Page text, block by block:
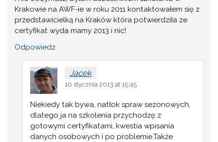
Krakowie na AWF-ie w roku 2011 kontaktowałem się z
przedstawicielką na Kraków która potwierdziła ze
certyfikat wyda mamy 2013 i nic!
Odpowiedz
Jacek
10 stycznia 2013 at 15:45
Niekiedy tak bywa, natłok spraw sezonowych,
dlatego ja na szkolenia przychodzę z
gotowymi certyfikatami, kwestia wpisania
danych osobowych i po problemie.Także